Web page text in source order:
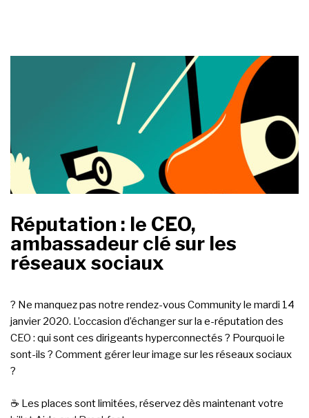
Réputation : le CEO,
ambassadeur clé sur les
réseaux sociaux
? Ne manquez pas notre rendez-vous Community le mardi 14
janvier 2020. L’occasion d’échanger sur la e-réputation des
CEO : qui sont ces dirigeants hyperconnectés ? Pourquoi le
sont-ils ? Comment gérer leur image sur les réseaux sociaux
?
☕️ Les places sont limitées, réservez dès maintenant votre